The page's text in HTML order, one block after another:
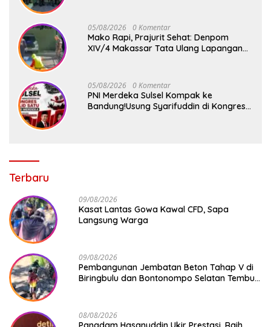
05/08/2026 0 Komentar
Mako Rapi, Prajurit Sehat: Denpom
XIV/4 Makassar Tata Ulang Lapangan
05/08/2026 0 Komentar
PNI Merdeka Sulsel Kompak ke
Bandung!Usung Syarifuddin di Kongres
Terbaru
09/08/2026
Kasat Lantas Gowa Kawal CFD, Sapa
Langsung Warga
09/08/2026
Pembangunan Jembatan Beton Tahap V di
Biringbulu dan Bontonompo Selatan Tembus
08/08/2026